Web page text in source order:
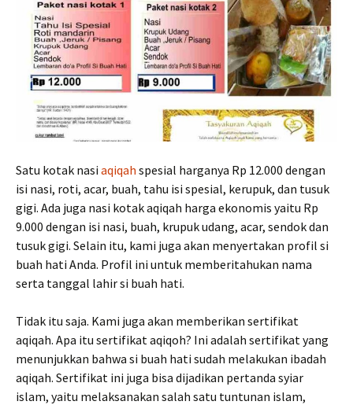
Satu kotak nasi aqiqah spesial harganya Rp 12.000 dengan
isi nasi, roti, acar, buah, tahu isi spesial, kerupuk, dan tusuk
gigi. Ada juga nasi kotak aqiqah harga ekonomis yaitu Rp
9.000 dengan isi nasi, buah, krupuk udang, acar, sendok dan
tusuk gigi. Selain itu, kami juga akan menyertakan profil si
buah hati Anda. Profil ini untuk memberitahukan nama
serta tanggal lahir si buah hati.
Tidak itu saja. Kami juga akan memberikan sertifikat
aqiqah. Apa itu sertifikat aqiqoh? Ini adalah sertifikat yang
menunjukkan bahwa si buah hati sudah melakukan ibadah
aqiqah. Sertifikat ini juga bisa dijadikan pertanda syiar
islam, yaitu melaksanakan salah satu tuntunan islam,